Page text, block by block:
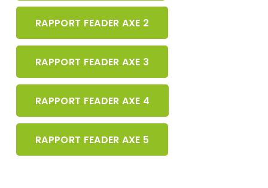
RAPPORT FEADER AXE 2
RAPPORT FEADER AXE 3
RAPPORT FEADER AXE 4
RAPPORT FEADER AXE 5